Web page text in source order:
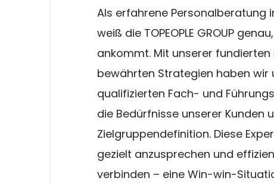
Als erfahrene
weiß die TOPEOPLE GROUP
ankommt. Mit unserer
bewährten Strategien haben
qualifizierten Fach- und
die Bedürfnisse unserer Kunden
Zielgruppendefinition. Diese
gezielt anzusprechen und
verbinden – eine Win-win-